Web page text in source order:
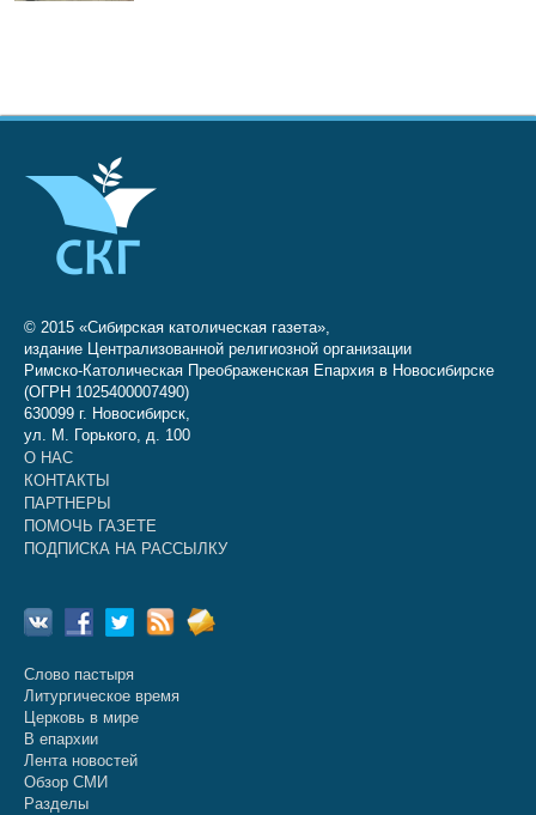
© 2015 «Сибирская католическая газета»,
издание Централизованной религиозной организации
Римско-Католическая Преображенская Епархия в Новосибирске
(ОГРН 1025400007490)
630099 г. Новосибирск,
ул. М. Горького, д. 100
О НАС
КОНТАКТЫ
ПАРТНЕРЫ
ПОМОЧЬ ГАЗЕТЕ
ПОДПИСКА НА РАССЫЛКУ
Слово пастыря
Литургическое время
Церковь в мире
В епархии
Лента новостей
Обзор СМИ
Разделы